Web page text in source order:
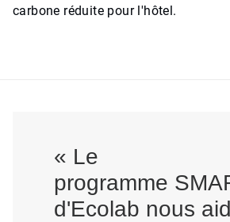
carbone réduite pour l'hôtel.
« Le
programme
d'Ecolab nous